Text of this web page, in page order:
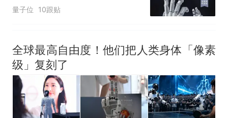
手带给机器人
量子位 10跟贴
全球最高自由度！他们把人类身体「像素
级」复刻了